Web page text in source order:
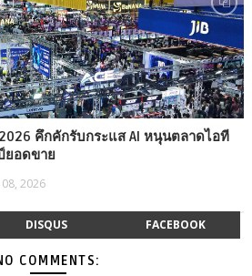
2026 คึกคักรับกระแส AI หนุนตลาดไอที
ยอดขาย
08, 2026
DISQUS FACEBOOK
COMMENTS: